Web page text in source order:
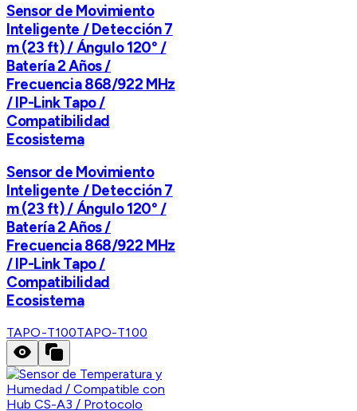
Sensor de Movimiento
Inteligente / Detección 7
m (23 ft) / Ángulo 120° /
Batería 2 Años /
Frecuencia 868/922 MHz
/ IP-Link Tapo /
Compatibilidad
Ecosistema
Sensor de Movimiento
Inteligente / Detección 7
m (23 ft) / Ángulo 120° /
Batería 2 Años /
Frecuencia 868/922 MHz
/ IP-Link Tapo /
Compatibilidad
Ecosistema
TAPO-T100TAPO-T100